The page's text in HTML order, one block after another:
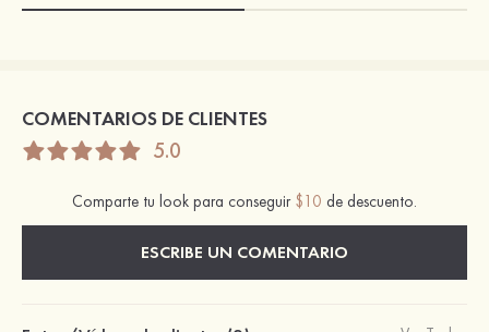
COMENTARIOS DE CLIENTES
5.0
Comparte tu look para conseguir $10 de descuento.
ESCRIBE UN COMENTARIO